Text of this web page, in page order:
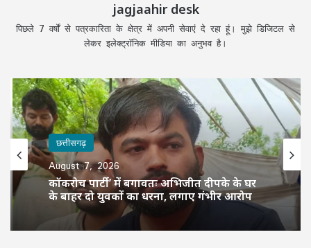
jagjaahir desk
पिछले 7 वर्षों से पत्रकारिता के क्षेत्र में अपनी सेवाएं दे रहा हूं। मुझे डिजिटल से
लेकर इलेक्ट्रॉनिक मीडिया का अनुभव है।
छत्तीसगढ़
August 7, 2026
कॉकरोच पार्टी’ में बगावतः अभिजीत दीपके के घर
के बाहर दो युवकों का धरना, लगाए गंभीर आरोप